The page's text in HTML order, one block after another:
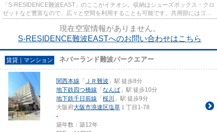
「S-RESIDENCE難波EAST」のここがイチオシ。収納はシューズボックス・クロ
ゼットなど豊富なので、広々と空間を利用することも可能です。共用部にはゴミ
現在空室情報がありません。
S-RESIDENCE難波EASTへのお問い合わせはこちら
賃貸｜マンション ネバーランド難波パークエアー
関西本線 「 ＪＲ難波 」駅 徒歩8分
地下鉄四つ橋線 「 なんば 」駅 徒歩10分
地下鉄千日前線 「 桜川
」駅 徒歩9分
大阪府大阪市浪速区塩草 １丁目1-78
-
築年数：築12年